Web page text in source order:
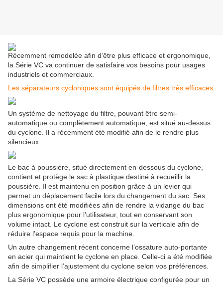
Récemment remodelée afin d’être plus efficace et ergonomique,
la Série VC va continuer de satisfaire vos besoins pour usages
industriels et commerciaux.
Les séparateurs cycloniques sont équipés de filtres très efficaces
Un système de nettoyage du filtre, pouvant être semi-
automatique ou complètement automatique, est situé au-dessus
du cyclone. Il a récemment été modifié afin de le rendre plus
silencieux.
Le bac à poussière, situé directement en-dessous du cyclone,
contient et protège le sac à plastique destiné à recueillir la
poussière. Il est maintenu en position grâce à un levier qui
permet un déplacement facile lors du changement du sac. Ses
dimensions ont été modifiées afin de rendre la vidange du bac
plus ergonomique pour l’utilisateur, tout en conservant son
volume intact. Le cyclone est construit sur la verticale afin de
réduire l’espace requis pour la machine.
Un autre changement récent concerne l’ossature auto-portante
en acier qui maintient le cyclone en place. Celle-ci a été modifiée
afin de simplifier l’ajustement du cyclone selon vos préférences.
La Série VC possède une armoire électrique configurée pour un